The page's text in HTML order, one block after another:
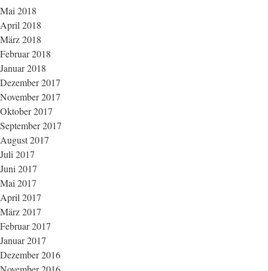
Mai 2018
April 2018
März 2018
Februar 2018
Januar 2018
Dezember 2017
November 2017
Oktober 2017
September 2017
August 2017
Juli 2017
Juni 2017
Mai 2017
April 2017
März 2017
Februar 2017
Januar 2017
Dezember 2016